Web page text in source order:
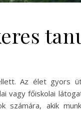
Az élet gyors
vagy főiskolai
akik